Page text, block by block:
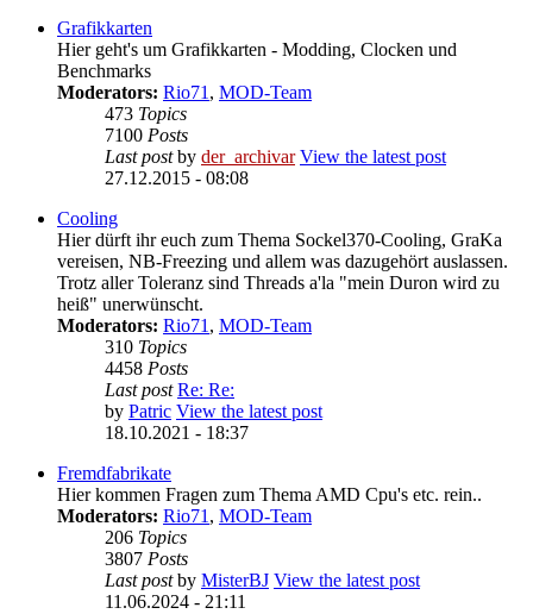
Grafikkarten
Hier geht's um Grafikkarten - Modding, Clocken und
Benchmarks
Moderators: Rio71, MOD-Team
473 Topics
7100 Posts
Last postby der_archivar View the latest post
27.12.2015 - 08:08
Cooling
Hier dürft ihr euch zum Thema Sockel370-Cooling, GraKa
vereisen, NB-Freezing und allem was dazugehört auslassen.
Trotz aller Toleranz sind Threads a'la "mein Duron wird zu
heiß" unerwünscht.
Moderators: Rio71, MOD-Team
310 Topics
4458 Posts
Last post Re: Re:
by Patric View the latest post
18.10.2021 - 18:37
Fremdfabrikate
Hier kommen Fragen zum Thema AMD Cpu's etc. rein..
Moderators: Rio71, MOD-Team
206 Topics
3807 Posts
Last postby MisterBJ View the latest post
11.06.2024 - 21:11